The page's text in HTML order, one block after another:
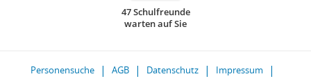
47 Schulfreunde
warten auf Sie
Personensuche AGB Datenschutz
Impressum